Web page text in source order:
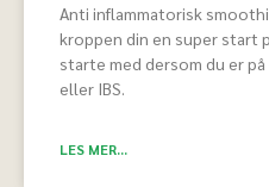
Anti inflammatorisk
kroppen din en super start
starte med dersom du er
eller IBS.
LES MER...